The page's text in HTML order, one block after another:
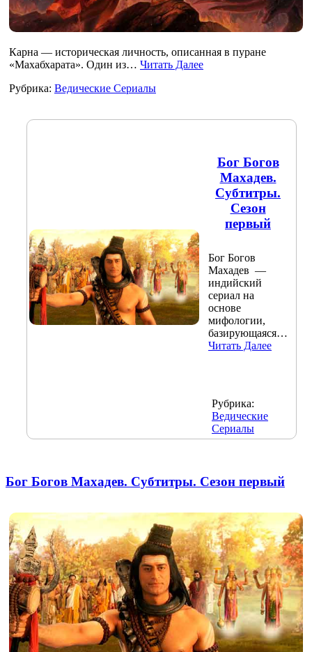
Карна — историческая личность, описанная в пуране
«Махабхарата». Один из… Читать Далее
Рубрика: Ведические Сериалы
Бог Богов
Махадев.
Субтитры.
Сезон
первый
Бог Богов
Махадев —
индийский
сериал на
основе
мифологии,
базирующаяся…
Читать Далее
Рубрика:
Ведические
Сериалы
Бог Богов Махадев. Субтитры. Сезон первый